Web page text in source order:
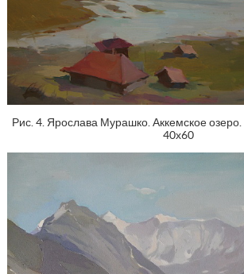
Рис. 4. Ярослава Мурашко. Аккемское озеро.
40х60